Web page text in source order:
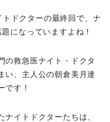
ドクターの最終回で、ナ
になっていますよね！
の救急医ナイト・ドクタ
い、主人公の朝倉美月達
です！
イトドクターたちは、